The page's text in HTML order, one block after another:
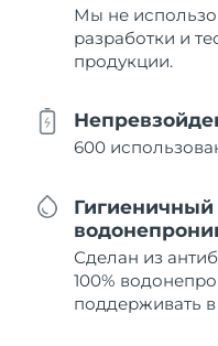
Мы не
разработки и
продукции.
600
Гигиеничный
Сделан из
100%
поддерживать в